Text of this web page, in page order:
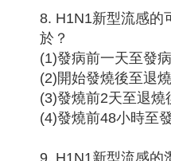
8. H1N1新型流感的
於？
(1)發病前一天至發
(2)開始發燒後至退
(3)發燒前2天至退燒
(4)發燒前48小時至
9. H1N1新型流感的